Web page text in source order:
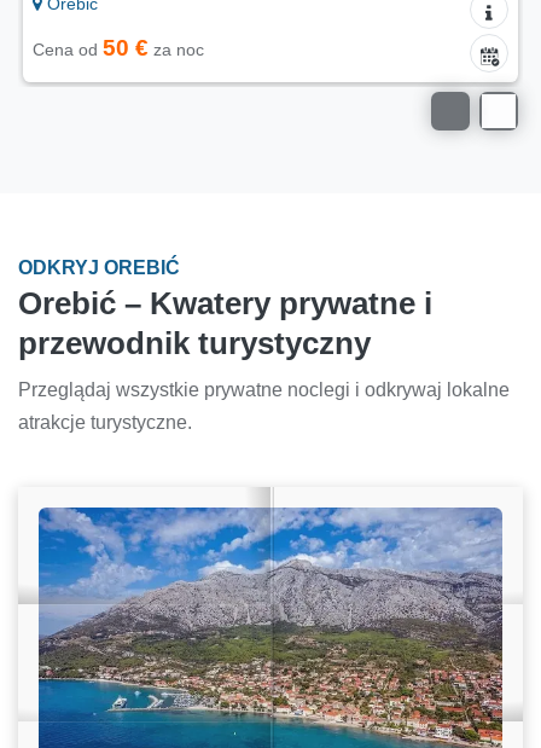
Cena od 50 € za noc
ODKRYJ OREBIĆ
Orebić – Kwatery prywatne i
przewodnik turystyczny
Przeglądaj wszystkie prywatne noclegi i odkrywaj lokalne
atrakcje turystyczne.